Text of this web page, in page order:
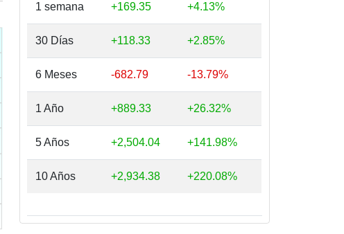
1 semana +169.35 +4.13%
30 Días +118.33 +2.85%
6 Meses -682.79 -13.79%
1 Año +889.33 +26.32%
5 Años +2,504.04 +141.98%
10 Años +2,934.38 +220.08%